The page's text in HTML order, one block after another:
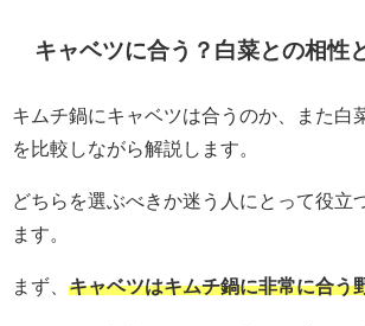
キャベツに合う？白菜との相性
キムチ鍋にキャベツは合うのか、また白
を比較しながら解説します。
どちらを選ぶべきか迷う人にとって役立
ます。
まず、 キャベツはキムチ鍋に非常に合う